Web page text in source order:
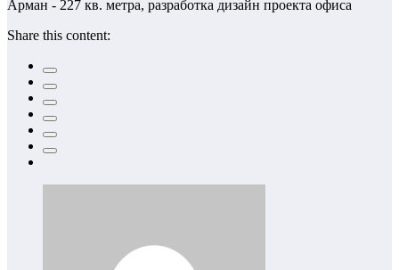
Share this content: